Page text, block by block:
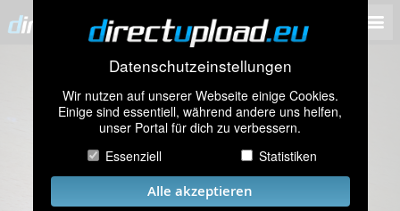
Datenschutzeinstellungen
Wir nutzen auf unserer Webseite einige Cookies.
Einige sind essentiell, während andere uns helfen,
unser Portal für dich zu verbessern.
Essenziell
Statistiken
Alle akzeptieren